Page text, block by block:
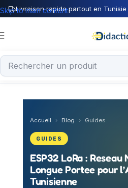
Livraison rapide partout en Tunisie
Skip to main content
Accueil › Blog › Guides
GUIDES
ESP32 LoRa :
Longue Portee pour
Tunisienne